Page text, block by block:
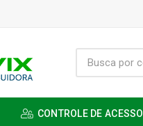
CONTROLE DE ACESSO